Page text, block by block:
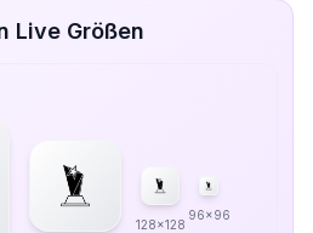
Live Größen
128x128
96x96